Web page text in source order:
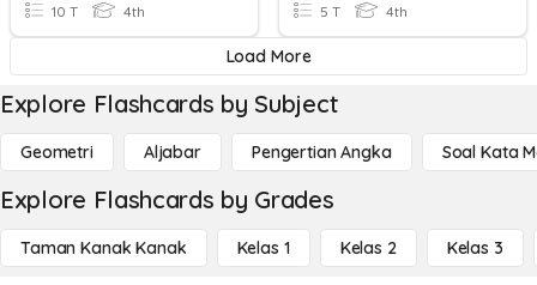
10 T 4th 5 T 4th
Load More
Explore Flashcards by Subject
Geometri Aljabar Pengertian Angka Soal Kata
Explore Flashcards by Grades
Taman Kanak Kanak Kelas 1 Kelas 2 Kelas 3